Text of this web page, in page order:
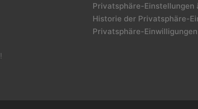
!
Privatsphäre-Einstellungen
Historie der Privatsphäre-
Privatsphäre-